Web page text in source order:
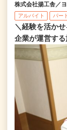
株式会社揚工舎／
アルバイト パー
＼経験を活か
企業が運営す